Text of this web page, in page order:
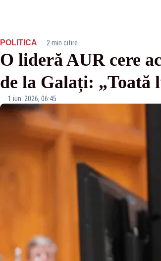
POLITICA· 2 min citire
O lideră AUR cere
de la Galați: „Toată
1 iun. 2026, 06:45